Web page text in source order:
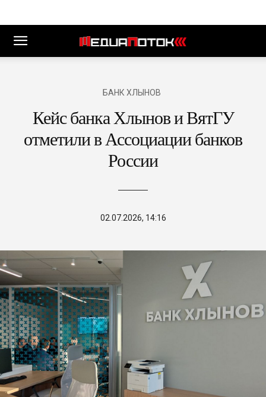
БАНК ХЛЫНОВ
Кейс банка Хлынов и ВятГУ
отметили в Ассоциации банков
России
02.07.2026, 14:16